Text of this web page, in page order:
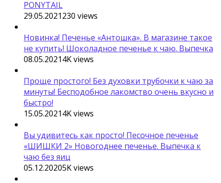
PONYTAIL
29.05.2021230 views
Новинка! Печенье «Антошка». В магазине такое
не купить! Шоколадное печенье к чаю. Выпечка
08.05.20214Kviews
Проще простого! Без духовки трубочки к чаю за
минуты! Бесподобное лакомство очень вкусно и
быстро!
15.05.20214Kviews
Вы удивитесь как просто! Песочное печенье
«ШИШКИ 2» Новогоднее печенье. Выпечка к
чаю без яиц
05.12.20205Kviews